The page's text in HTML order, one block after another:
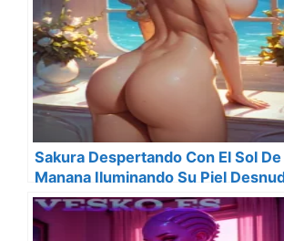
Sakura Despertando Con El Sol De
Manana Iluminando Su Piel